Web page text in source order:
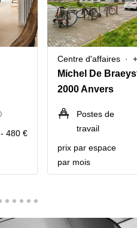
480 €
Centre d'affaires
Michel De
2000 Anvers
Postes de
travail
prix par espace
par mois